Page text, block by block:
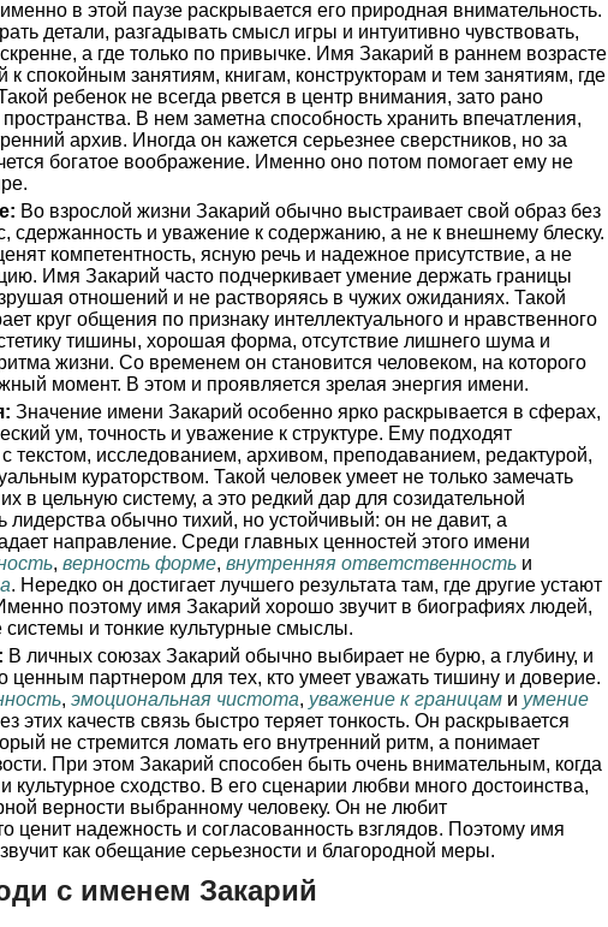
в этой паузе раскрывается его природная внимательность.
детали, разгадывать смысл игры и интуитивно чувствовать,
а где только по привычке. Имя Закарий в раннем возрасте
к спокойным занятиям, книгам, конструкторам и тем занятиям, где
ребенок не всегда рвется в центр внимания, зато рано
В нем заметна способность хранить впечатления,
архив. Иногда он кажется серьезнее сверстников, но за
богатое воображение. Именно оно потом помогает ему не
Во взрослой жизни Закарий обычно выстраивает свой образ без
сдержанность и уважение к содержанию, а не к внешнему блеску.
компетентность, ясную речь и надежное присутствие, а не
Имя Закарий часто подчеркивает умение держать границы
отношений и не растворяясь в чужих ожиданиях. Такой
круг общения по признаку интеллектуального и нравственного
тишины, хорошая форма, отсутствие лишнего шума и
жизни. Со временем он становится человеком, на которого
момент. В этом и проявляется зрелая энергия имени.
Значение имени Закарий особенно ярко раскрывается в сферах,
ум, точность и уважение к структуре. Ему подходят
текстом, исследованием, архивом, преподаванием, редактурой,
кураторством. Такой человек умеет не только замечать
в цельную систему, а это редкий дар для созидательной
лидерства обычно тихий, но устойчивый: он не давит, а
направление. Среди главных ценностей этого имени
, верность форме, внутренняя ответственность и
. Нередко он достигает лучшего результата там, где другие устают
поэтому имя Закарий хорошо звучит в биографиях людей,
и тонкие культурные смыслы.
В личных союзах Закарий обычно выбирает не бурю, а глубину, и
ценным партнером для тех, кто умеет уважать тишину и доверие.
, эмоциональная чистота, уважение к границам и умение
этих качеств связь быстро теряет тонкость. Он раскрывается
не стремится ломать его внутренний ритм, а понимает
При этом Закарий способен быть очень внимательным, когда
культурное сходство. В его сценарии любви много достоинства,
верности выбранному человеку. Он не любит
ценит надежность и согласованность взглядов. Поэтому имя
как обещание серьезности и благородной меры.
с именем Закарий